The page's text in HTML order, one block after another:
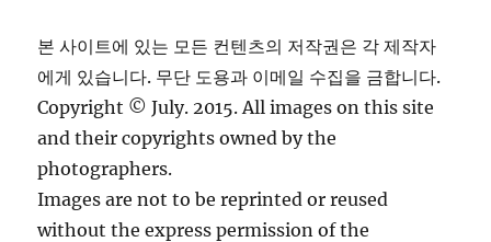
본 사이트에 있는 모든 컨텐츠의 저작권은 각 제작자
에게 있습니다. 무단 도용과 이메일 수집을 금합니다.
Copyright © July. 2015. All images on this site
and their copyrights owned by the
photographers.
Images are not to be reprinted or reused
without the express permission of the